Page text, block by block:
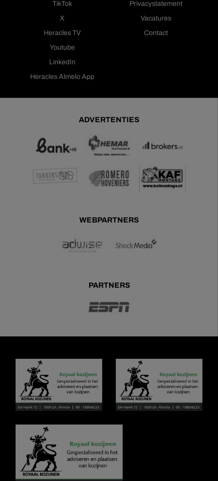
TikTok
X
Heracles TV
Youtube
LinkedIn
Heracles Almelo App
Privacystatement
Vacatures
Contact
ADVERTENTIES
WEBPARTNERS
PARTNERS